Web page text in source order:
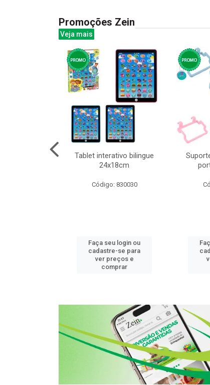
Promoções Zein
Veja mais
Tablet interativo bilingue
24x18cm
Código: 830030
Faça seu login ou
cadastre-se para
ver preços e
comprar